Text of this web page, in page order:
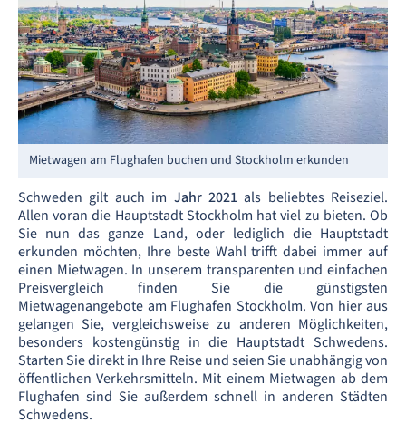
Mietwagen am Flughafen buchen und Stockholm erkunden
Schweden gilt auch im Jahr 2021als beliebtes Reiseziel.
Allen voran die Hauptstadt Stockholm hat viel zu bieten. Ob
Sie nun das ganze Land, oder lediglich die Hauptstadt
erkunden möchten, Ihre beste Wahl trifft dabei immer auf
einen Mietwagen. In unserem transparenten und einfachen
Preisvergleich finden Sie die günstigsten
Mietwagenangebote am Flughafen Stockholm. Von hier aus
gelangen Sie, vergleichsweise zu anderen Möglichkeiten,
besonders kostengünstig in die Hauptstadt Schwedens.
Starten Sie direkt in Ihre Reise und seien Sie unabhängig von
öffentlichen Verkehrsmitteln. Mit einem Mietwagen ab dem
Flughafen sind Sie außerdem schnell in anderen Städten
Schwedens.